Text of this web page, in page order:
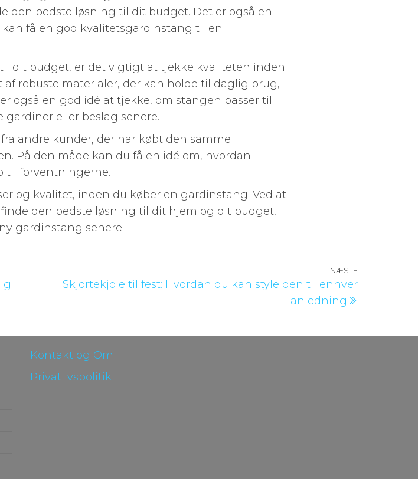
den bedste løsning til dit budget. Det er også en
få en god kvalitetsgardinstang til en
dit budget, er det vigtigt at tjekke kvaliteten inden
robuste materialer, der kan holde til daglig brug,
også en god idé at tjekke, om stangen passer til
eller beslag senere.
andre kunder, der har købt den samme
På den måde kan du få en idé om, hvordan
til forventningerne.
og kvalitet, inden du køber en gardinstang. Ved at
den bedste løsning til dit hjem og dit budget,
gardinstang senere.
Næste
NÆSTE
Skjortekjole til fest: Hvordan du kan style den til enhver
anledning
Kontakt og Om
Privatlivspolitik